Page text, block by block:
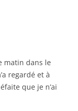
matin dans le
regardé et à
que je n’ai